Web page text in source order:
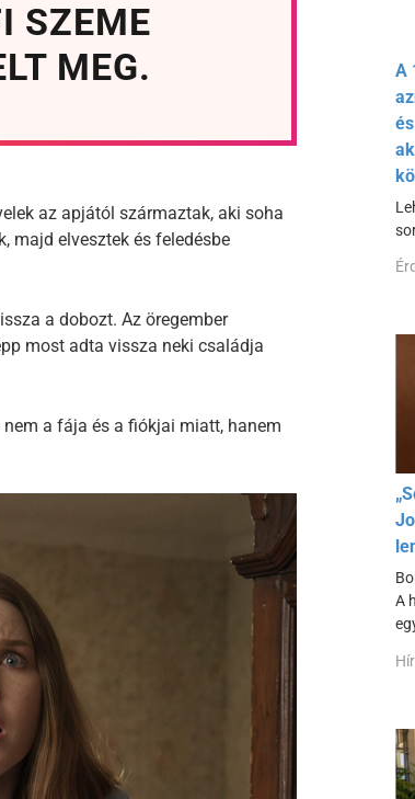
SZEME
MEG.
az apjától származtak, aki soha
majd elvesztek és feledésbe
a dobozt. Az öregember
most adta vissza neki családja
a fája és a fiókjai miatt, hanem
A
A